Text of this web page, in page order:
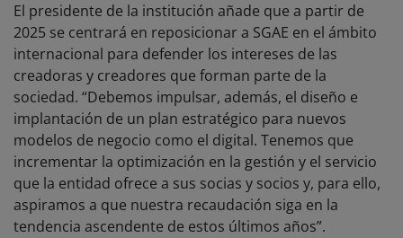
El presidente de la institución añade que a partir de
2025 se centrará en reposicionar a SGAE en el ámbito
internacional para defender los intereses de las
creadoras y creadores que forman parte de la
sociedad. “Debemos impulsar, además, el diseño e
implantación de un plan estratégico para nuevos
modelos de negocio como el digital. Tenemos que
incrementar la optimización en la gestión y el servicio
que la entidad ofrece a sus socias y socios y, para ello,
aspiramos a que nuestra recaudación siga en la
tendencia ascendente de estos últimos años”.